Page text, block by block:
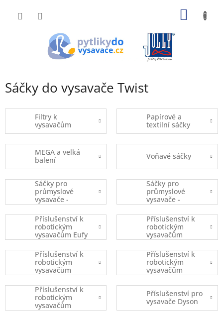
Sáčky do vysavače Twist
Filtry k
vysavačům
Papírové a
textilní sáčky
MEGA a velká
balení
Voňavé sáčky
Sáčky pro
průmyslové
vysavače -
kusový prodej
Sáčky pro
průmyslové
vysavače -
balené
Příslušenství k
robotickým
vysavačům Eufy
Robovac
Příslušenství k
robotickým
vysavačům
iRobot
Příslušenství k
robotickým
vysavačům
Xiaomi
Příslušenství k
robotickým
vysavačům
Ecovacs
Příslušenství k
robotickým
vysavačům
(ostatní značky)
Příslušenství pro
vysavače Dyson